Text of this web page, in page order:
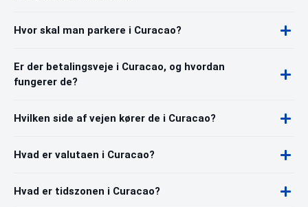
Hvor skal man parkere i Curacao?
Er der betalingsveje i Curacao, og hvordan
fungerer de?
Hvilken side af vejen kører de i Curacao?
Hvad er valutaen i Curacao?
Hvad er tidszonen i Curacao?